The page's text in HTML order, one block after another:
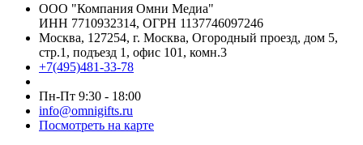
ООО "Компания Омни Медиа"
ИНН 7710932314, ОГРН 1137746097246
Москва, 127254, г. Москва, Огородный проезд, дом 5,
стр.1, подъезд 1, офис 101, комн.3
+7(495)481-33-78
Пн-Пт 9:30 - 18:00
info@omnigifts.ru
Посмотреть на карте